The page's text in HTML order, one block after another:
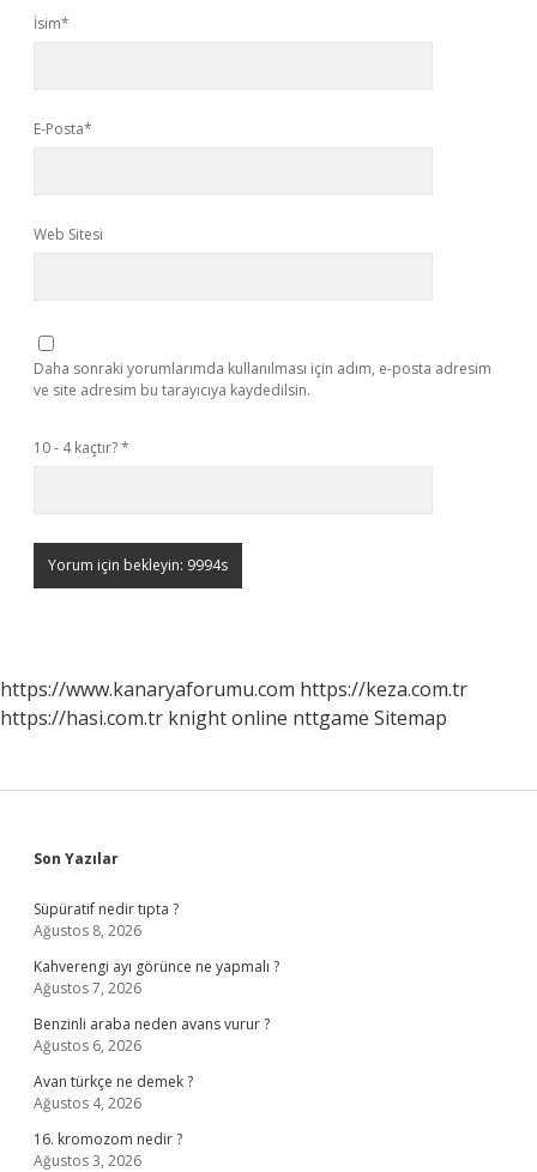
İsim*
E-Posta*
Web Sitesi
Daha sonraki yorumlarımda kullanılması için adım, e-posta adresim
ve site adresim bu tarayıcıya kaydedilsin.
10 - 4 kaçtır?*
https://www.kanaryaforumu.com https://keza.com.tr
https://hasi.com.tr knight online nttgame Sitemap
Sidebar
Son Yazılar
Süpüratif nedir tıpta ?
Ağustos 8, 2026
Kahverengi ayı görünce ne yapmalı ?
Ağustos 7, 2026
Benzinli araba neden avans vurur ?
Ağustos 6, 2026
Avan türkçe ne demek ?
Ağustos 4, 2026
16. kromozom nedir ?
Ağustos 3, 2026